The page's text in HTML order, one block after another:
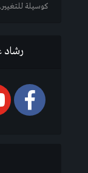
كوسيلة للتغيير.
رشاد